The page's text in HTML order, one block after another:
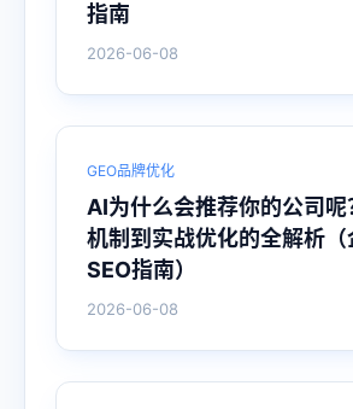
指南
2026-06-08
GEO品牌优化
AI为什么会推荐你的公司呢
机制到实战优化的全解析（
SEO指南）
2026-06-08